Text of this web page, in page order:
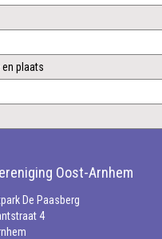
plaats
Oost-Arnhem
De Paasberg
4